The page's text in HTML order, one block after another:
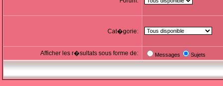
Cat�gorie:
Afficher les r�sultats sous forme de: Messages Sujets